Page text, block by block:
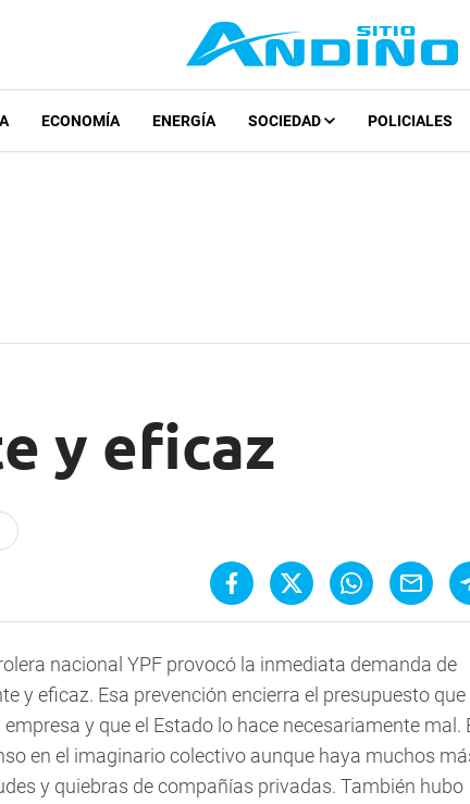
ECONOMÍA ENERGÍA SOCIEDAD POLICIALES
y eficaz
nacional YPF provocó la inmediata demanda de
y eficaz. Esa prevención encierra el presupuesto que
y que el Estado lo hace necesariamente mal.
en el imaginario colectivo aunque haya muchos
y quiebras de compañías privadas. También hubo